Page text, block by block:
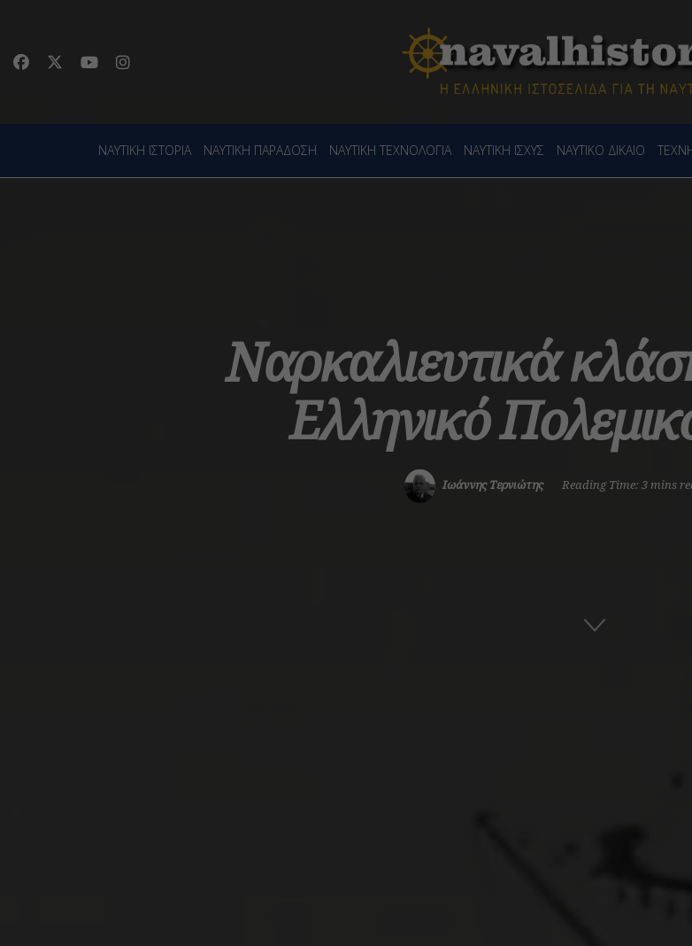
ΝΑΥΤΙΚΗ ΙΣΤΟΡΙΑ ΝΑΥΤΙΚΗ ΠΑΡΑΔΟΣΗ ΝΑΥΤΙΚΗ ΤΕΧΝΟΛΟΓΙΑ ΝΑΥΤΙΚΗ ΙΣΧΥΣ ΝΑΥΤΙΚΟ ΔΙΚΑΙΟ
Ναρκαλιευτικά
Ελληνικό
Ιωάννης Τερνιώτης Reading Time: 3 mins